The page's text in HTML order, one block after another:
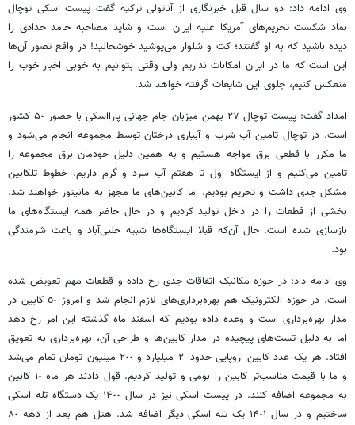
وی ادامه داد: دو سال قبل خبرنگاری از آناتولی ترکیه گفت پیست اسکی توچال
نماد شکست تحریم‌های آمریکا علیه ایران است و شاید مصاحبه حامد حدادی را
دیده باشید که به او گفتند؛ کت و شلوار می‌پوشید خوشحالید! در واقع تصور آن‌ها
این است که ما در ایران امکانات نداریم ولی وقتی بتوانیم به خوبی اخبار خوب را
منعکس کنیم، جلوی این شایعات گرفته خواهد شد.
امداد گفت: پیست توچال ٢٧ بهمن میزبان جام جهانی پارااسکی با حضور ۵٠ کشور
است. در توچال تامین آب شرب و آبیاری درختان توسط مجموعه انجام می‌شود و
ما مکرر با قطعی برق مواجه هستیم و به همین دلیل خودمان برق مجموعه را
تامین می‌کنیم و از ایستگاه اول تا هفتم آب سرد و گرم داریم. خطوط تلکابین
مشکل جدی داشت و تحریم بودیم. اما کابین‌های ما مجهز به مانیتور خواهند شد.
بخشی از قطعات را در داخل تولید کردیم و در حال حاضر همه ایستگاه‌های ما
بازسازی شده است. حال آن‌که قبلا ایستگاه‌ها شبیه حلبی‌آباد و باعث شرمندگی
بود.
وی ادامه داد: در حوزه مکانیک اتفاقات جدی رخ داده و قطعات مهم تعویض شده
است. در حوزه الکترونیک هم بهره‌برداری‌های لازم انجام شد و امروز ٥٠ کابین در
مدار بهره‌برداری است و وعده داده بودیم که اسفند ماه گذشته این امر رخ دهد
اما به دلیل تست‌های پیچیده در مدار کابین‌ها و طراحی آن، بهره‌برداری به تعویق
افتاد. هر یک عدد کابین اروپایی حدودا ٢ میلیارد و ٢٠٠ میلیون تومان تمام می‌شد
و ما با قیمت مناسب‌تر کابین را بومی و تولید کردیم. قول دادند هر ماه ١٠ کابین
به مجموعه اضافه کنند. در پیست اسکی نیز در سال ۱۴٠٠ یک دستگاه تله اسکی
ساختیم و در سال ١۴٠۱ یک تله اسکی دیگر اضافه شد. هتل هم بعد از دهه ٨٠